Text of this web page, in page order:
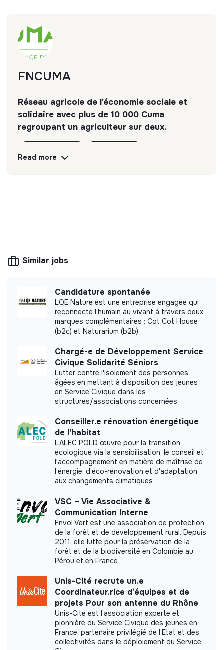
FNCUMA
Réseau agricole de l’économie sociale et
solidaire avec plus de 10 000 Cuma
regroupant un agriculteur sur deux.
ESUS company.
More information
Website
Nonprofit organization
Agriculture
Impact study
FNCUMA did not yet communicate its impact
measurement.
Labels and certifications
This structure did not communicate to us the
labels or certifications that it was able to obtain.
Did not yet add a transparency document.
Read more
Similar jobs
Candidature spontanée
LQE Nature est une entreprise engagée qui
reconnecte l’humain au vivant à travers deux
marques complémentaires : Cot Cot House
(b2c) et Naturarium (b2b)
Chargé-e de Développement Service
Civique Solidarité Séniors
Lutter contre l'isolement des personnes
âgées en mettant à disposition des jeunes
en Service Civique dans les
structures/associations concernées.
Conseiller.e rénovation énergétique
de l'habitat
L’ALEC POLD œuvre pour la transition
écologique via la sensibilisation, le conseil et
l'accompagnement en matière de maîtrise de
l’énergie, d’éco-rénovation et d'adaptation
aux changements climatiques
VSC – Vie Associative &
Communication Interne
Envol Vert est une association de protection
de la forêt et de développement rural. Depuis
2011, elle lutte pour la préservation de la
forêt et de la biodiversité en Colombie au
Pérou et en France
Unis-Cité recrute un.e
Coordinateur.rice d’équipes et de
projets Pour son antenne du Rhône
Unis-Cité est l’association experte et
pionnière du Service Civique des jeunes en
France, partenaire privilégié de l’Etat et des
collectivités dans le déploiement du Service